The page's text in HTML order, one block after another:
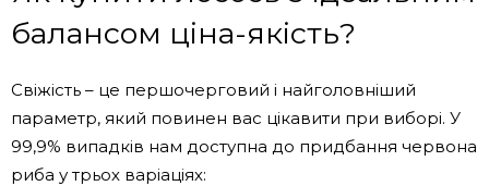
балансом ціна-якість?
Свіжість – це першочерговий і найголовніший
параметр, який повинен вас цікавити при виборі. У
99,9% випадків нам доступна до придбання червона
риба у трьох варіаціях: